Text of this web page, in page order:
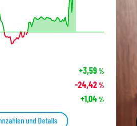
+3,59%
-24,42%
+1,04%
und Details